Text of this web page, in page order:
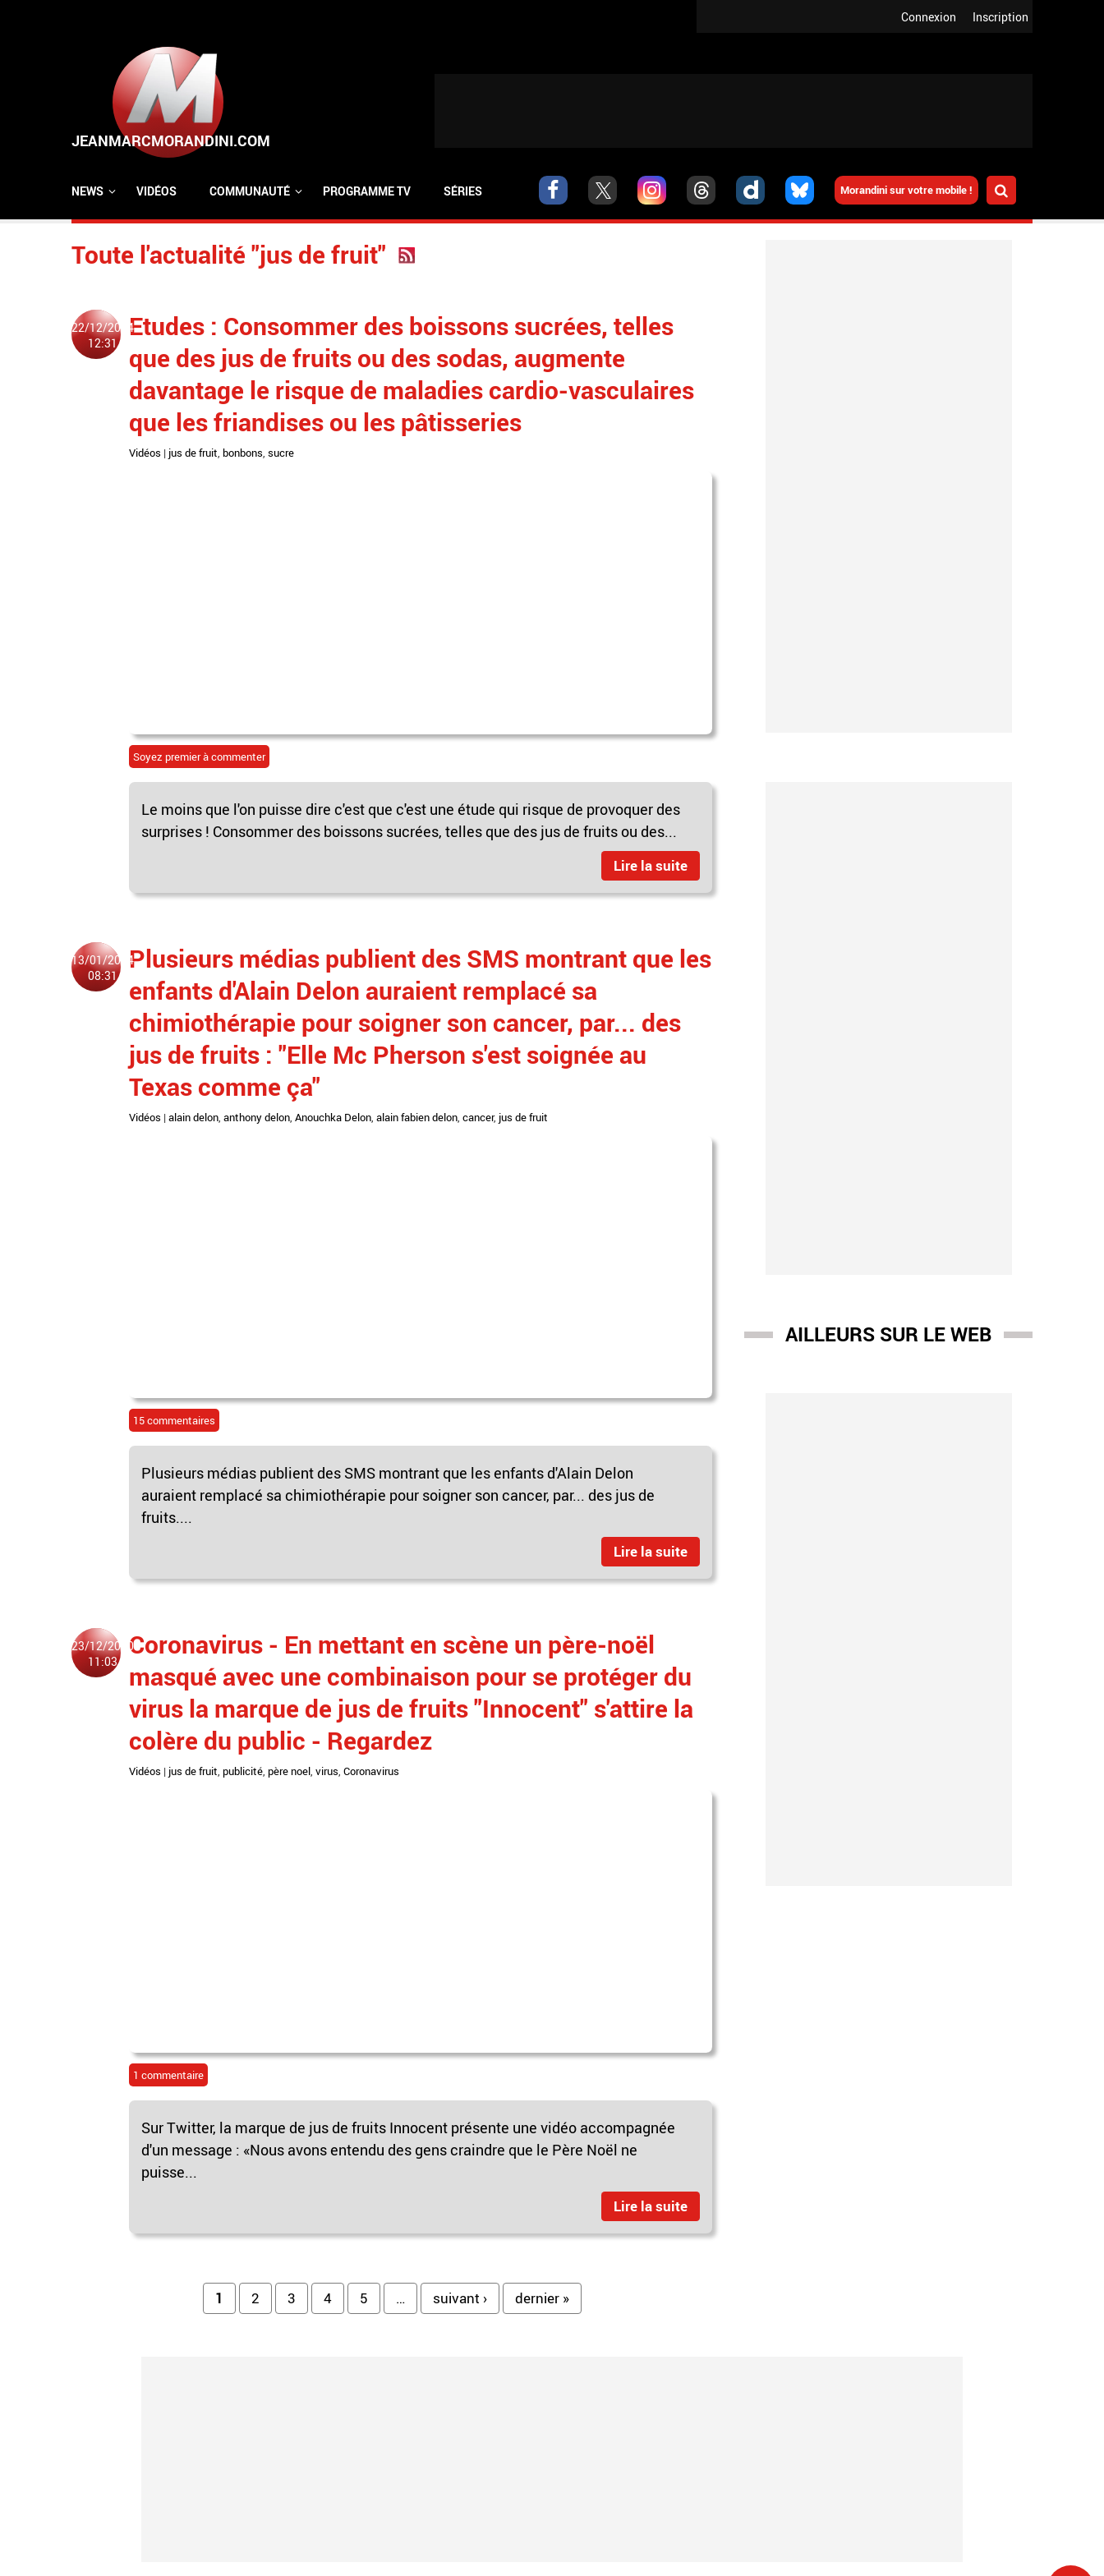
Inscription
Connexion
Morandini sur votre mobile !
NEWS VIDÉOS COMMUNAUTÉ PROGRAMME TV SÉRIES
Toute l'actualité "jus de fruit"
22/12/2024
12:31
Etudes : Consommer des boissons sucrées, telles
que des jus de fruits ou des sodas, augmente
davantage le risque de maladies cardio-vasculaires
que les friandises ou les pâtisseries
Vidéos | jus de fruit, bonbons, sucre
Soyez premier à commenter
Le moins que l'on puisse dire c'est que c'est une étude qui risque de provoquer des
surprises ! Consommer des boissons sucrées, telles que des jus de fruits ou des...
Lire la suite
13/01/2024
08:31
Plusieurs médias publient des SMS montrant que les
enfants d'Alain Delon auraient remplacé sa
chimiothérapie pour soigner son cancer, par... des
jus de fruits : "Elle Mc Pherson s'est soignée au
Texas comme ça"
Vidéos | alain delon anthony delon Anouchka Delon alain fabien delon cancer, jus de fruit
15 commentaires
Plusieurs médias publient des SMS montrant que les enfants d'Alain Delon
auraient remplacé sa chimiothérapie pour soigner son cancer, par... des jus de
fruits....
Lire la suite
23/12/2020
11:03
Coronavirus - En mettant en scène un père-noël
masqué avec une combinaison pour se protéger du
virus la marque de jus de fruits "Innocent" s'attire la
colère du public - Regardez
Vidéos | jus de fruit, publicité, père noel, virus, Coronavirus
1 commentaire
Sur Twitter, la marque de jus de fruits Innocent présente une vidéo accompagnée
d'un message : «Nous avons entendu des gens craindre que le Père Noël ne
puisse...
Lire la suite
1 2 3 4 5 … suivant › dernier »
AILLEURS SUR LE WEB